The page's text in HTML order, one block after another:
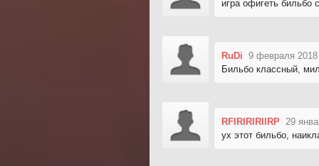
игра офигеть бильбо
RuDi 9 февраля 2018
Бильбо классный,
RFIRIRIRIIRP 29
ух этот бильбо,